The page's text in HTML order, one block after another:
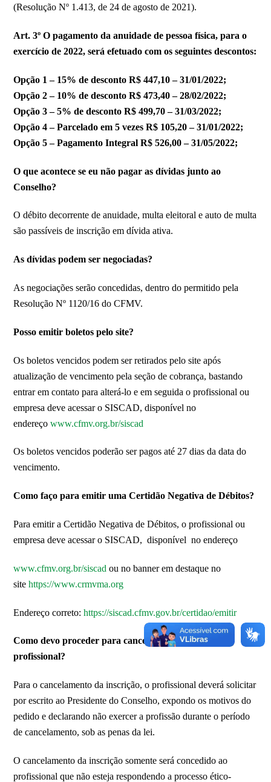
(Resolução Nº 1.413, de 24 de agosto de 2021).
Art. 3º O pagamento da anuidade de pessoa física, para o
exercício de 2022, será efetuado com os seguintes descontos:
Opção 1 – 15% de desconto R$ 447,10 – 31/01/2022;
Opção 2 – 10% de desconto R$ 473,40 – 28/02/2022;
Opção 3 – 5% de desconto R$ 499,70 – 31/03/2022;
Opção 4 – Parcelado em 5 vezes R$ 105,20 – 31/01/2022;
Opção 5 – Pagamento Integral R$ 526,00 – 31/05/2022;
O que acontece se eu não pagar as dívidas junto ao
Conselho?
O débito decorrente de anuidade, multa eleitoral e auto de multa
são passíveis de inscrição em dívida ativa.
As dívidas podem ser negociadas?
As negociações serão concedidas, dentro do permitido pela
Resolução Nº 1120/16 do CFMV.
​​Posso emitir boletos pelo site?
Os boletos vencidos podem ser retirados pelo site após
atualização de vencimento pela seção de cobrança, bastando
entrar em contato para alterá-lo e em seguida o profissional ou
empresa deve acessar o SISCAD, disponível no
endereçowww.cfmv.org.br/siscad
Os boletos vencidos poderão ser pagos até 27 dias da data do
vencimento.
Como faço para emitir uma Certidão Negativa de Débitos?
Para emitir a Certidão Negativa de Débitos, o profissional ou
empresa deve acessar o SISCAD, disponível no endereço
www.cfmv.org.br/siscad ou no banner em destaque no
sitehttps://www.crmvma.org
Endereço correto:https://siscad.cfmv.gov.br/certidao/emitir
Como devo proceder para cancelar meu registro
profissional?
Para o cancelamento da inscrição, o profissional deverá solicitar
por escrito ao Presidente do Conselho, expondo os motivos do
pedido e declarando não exercer a profissão durante o período
de cancelamento, sob as penas da lei.
O cancelamento da inscrição somente será concedido ao
profissional que não esteja respondendo a processo ético-